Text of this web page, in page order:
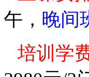
午， 晚间
培训学